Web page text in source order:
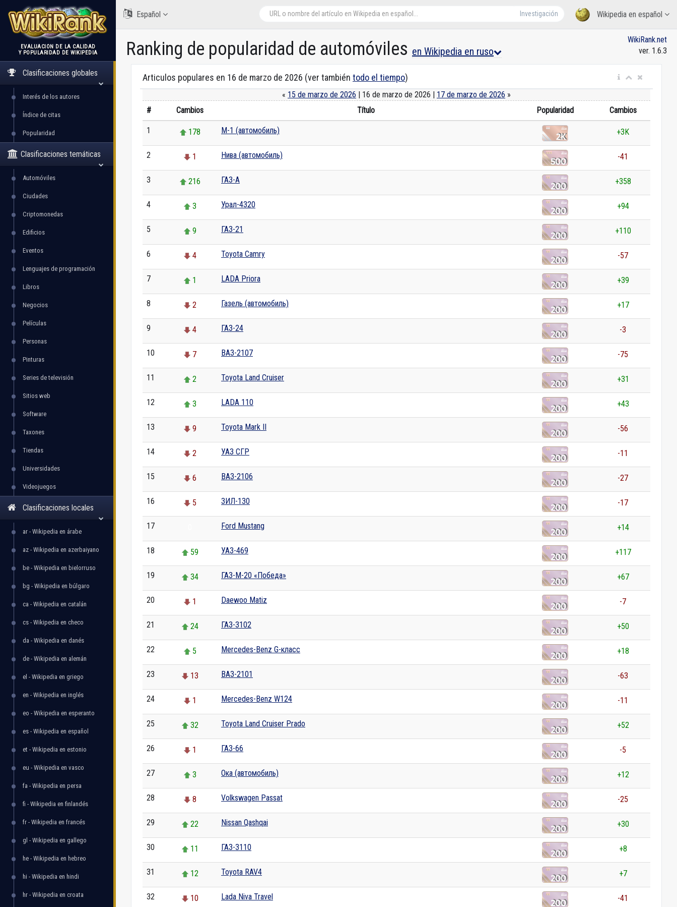
WikiRank
EVALUACIÓN DE LA CALIDAD
Y POPULARIDAD DE WIKIPEDIA
Clasificaciones globales
Interés de los autores
Índice de citas
Popularidad
Clasificaciones temáticas
Automóviles
Ciudades
Criptomonedas
Edificios
Eventos
Lenguajes de programación
Libros
Negocios
Películas
Personas
Pinturas
Series de televisión
Sitios web
Software
Taxones
Tiendas
Universidades
Videojuegos
Clasificaciones locales
ar - Wikipedia en árabe
az - Wikipedia en azerbaiyano
be - Wikipedia en bielorruso
bg - Wikipedia en búlgaro
ca - Wikipedia en catalán
cs - Wikipedia en checo
da - Wikipedia en danés
de - Wikipedia en alemán
el - Wikipedia en griego
en - Wikipedia en inglés
eo - Wikipedia en esperanto
es - Wikipedia en español
et - Wikipedia en estonio
eu - Wikipedia en vasco
fa - Wikipedia en persa
fi - Wikipedia en finlandés
fr - Wikipedia en francés
gl - Wikipedia en gallego
he - Wikipedia en hebreo
hi - Wikipedia en hindi
hr - Wikipedia en croata
Wikipedia en español
Investigación
Español
Ranking de popularidad de automóviles en Wikipedia en ruso
WikiRank.net
ver. 1.6.3
Articulos populares en 16 de marzo de 2026 (ver también todo el tiempo)
« 15 de marzo de 2026 | 16 de marzo de 2026 | 17 de marzo de 2026 »
#
Cambios Título Popularidad Cambios
1 178 М-1 (автомобиль) +3K
2 1 Нива (автомобиль) -41
3 216 ГАЗ-А +358
4 3 Урал-4320 +94
5 9 ГАЗ-21 +110
6 4 Toyota Camry -57
7 1 LADA Priora +39
8 2 Газель (автомобиль) +17
9 4 ГАЗ-24 -3
10 7 ВАЗ-2107 -75
11 2 Toyota Land Cruiser +31
12 3 LADA 110 +43
13 9 Toyota Mark II -56
14 2 УАЗ СГР -11
15 6 ВАЗ-2106 -27
16 5 ЗИЛ-130 -17
17 Ford Mustang +14
18 59 УАЗ-469 +117
19 34 ГАЗ-М-20 «Победа» +67
20 1 Daewoo Matiz -7
21 24 ГАЗ-3102 +50
22 5 Mercedes-Benz G-класс +18
23 13 ВАЗ-2101 -63
24 1 Mercedes-Benz W124 -11
25 32 Toyota Land Cruiser Prado +52
26 1 ГАЗ-66 -5
27 3 Ока (автомобиль) +12
28 8 Volkswagen Passat -25
29 22 Nissan Qashqai +30
30 11 ГАЗ-3110 +8
31 12 Toyota RAV4 +7
32 10 Lada Niva Travel -41